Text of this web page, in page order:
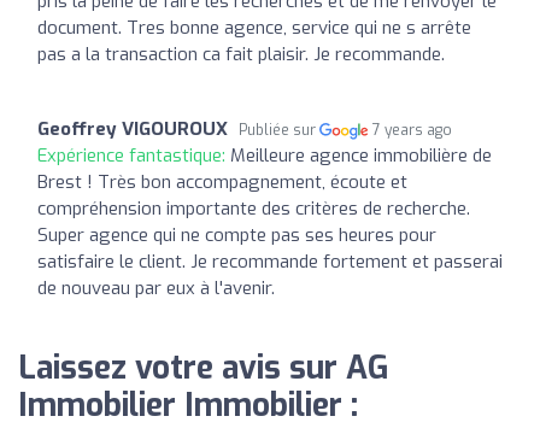
document. Tres bonne agence, service qui ne s arrête
pas a la transaction ca fait plaisir. Je recommande.
Geoffrey VIGOUROUX Publiée sur 7 years ago
Expérience fantastique: Meilleure agence immobilière de
Brest ! Très bon accompagnement, écoute et
compréhension importante des critères de recherche.
Super agence qui ne compte pas ses heures pour
satisfaire le client. Je recommande fortement et passerai
de nouveau par eux à l'avenir.
Laissez votre avis sur AG
Immobilier Immobilier :